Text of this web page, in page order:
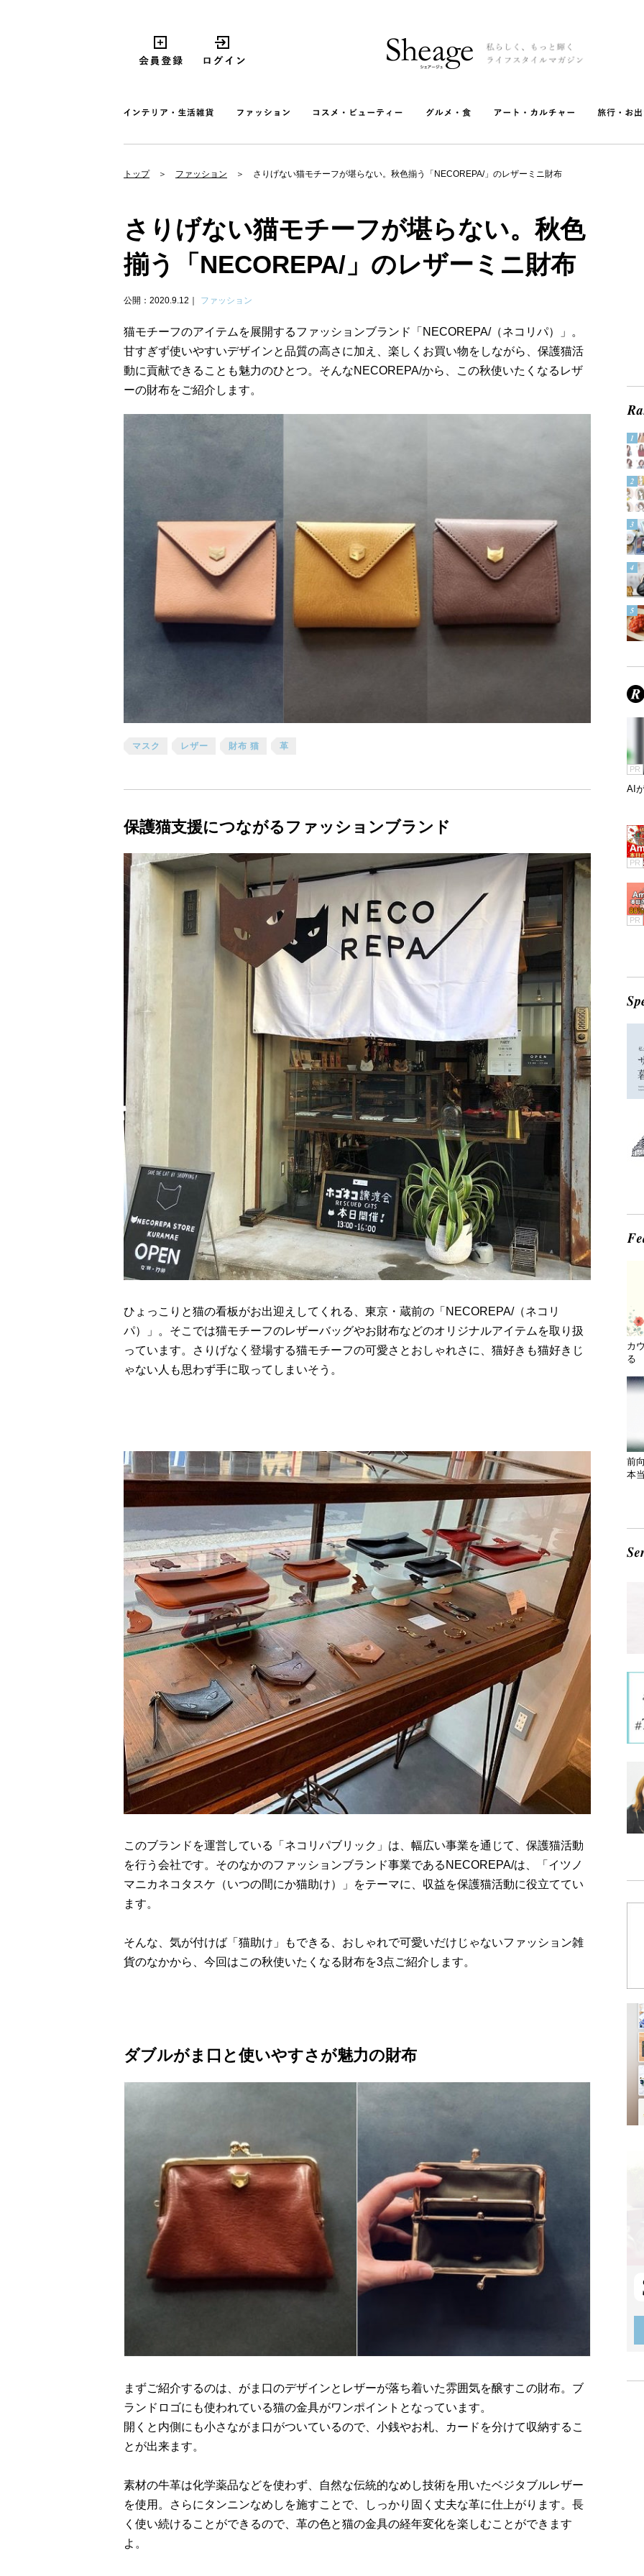
トップ ファッション さりげない猫モチーフが堪らない。秋色揃う「NECOREPA/」のレザーミニ財布
さりげない猫モチーフが堪らない。秋色
揃う「NECOREPA/」のレザーミニ財布
公開：2020.9.12 ファッション
猫モチーフのアイテムを展開するファッションブランド「NECOREPA/（ネコリパ）」。
甘すぎず使いやすいデザインと品質の高さに加え、楽しくお買い物をしながら、保護猫活
動に貢献できることも魅力のひとつ。そんなNECOREPA/から、この秋使いたくなるレザ
ーの財布をご紹介します。
マスク レザー 財布 猫 革
保護猫支援につながるファッションブランド
ひょっこりと猫の看板がお出迎えしてくれる、東京・蔵前の「NECOREPA/（ネコリ
パ）」。そこでは猫モチーフのレザーバッグやお財布などのオリジナルアイテムを取り扱
っています。さりげなく登場する猫モチーフの可愛さとおしゃれさに、猫好きも猫好きじ
ゃない人も思わず手に取ってしまいそう。
このブランドを運営している「ネコリパブリック」は、幅広い事業を通じて、保護猫活動
を行う会社です。そのなかのファッションブランド事業であるNECOREPA/は、「イツノ
マニカネコタスケ（いつの間にか猫助け）」をテーマに、収益を保護猫活動に役立ててい
ます。
そんな、気が付けば「猫助け」もできる、おしゃれで可愛いだけじゃないファッション雑
貨のなかから、今回はこの秋使いたくなる財布を3点ご紹介します。
ダブルがま口と使いやすさが魅力の財布
まずご紹介するのは、がま口のデザインとレザーが落ち着いた雰囲気を醸すこの財布。ブ
ランドロゴにも使われている猫の金具がワンポイントとなっています。
開くと内側にも小さながま口がついているので、小銭やお札、カードを分けて収納するこ
とが出来ます。
素材の牛革は化学薬品などを使わず、自然な伝統的なめし技術を用いたベジタブルレザー
を使用。さらにタンニンなめしを施すことで、しっかり固く丈夫な革に仕上がります。長
く使い続けることができるので、革の色と猫の金具の経年変化を楽しむことができます
よ。
PR
AI
PR
PR
カ
る
前
本